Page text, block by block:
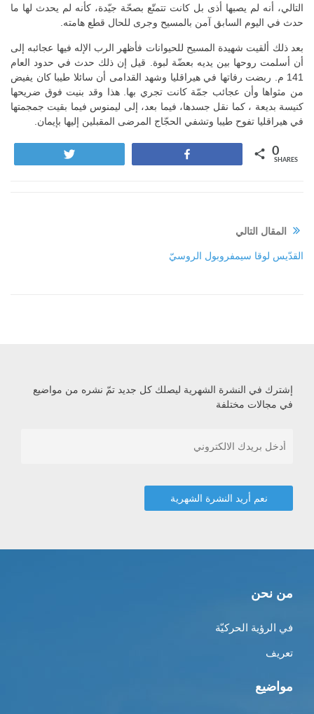
التالي، أنه لم يصبها أذى بل كانت تتمتّع بصحّة جيّدة، كأنه لم يحدث لها ما
حدث في اليوم السابق آمن بالمسيح وجرى للحال قطع هامته.
بعد ذلك ألقيت شهيدة المسيح للحيوانات فأظهر الرب الإله فيها عجائبه إلى
أن أسلمت روحها بين يديه بعضّة لبوة. قيل إن ذلك حدث في حدود العام
141 م. ربضت رفاتها في هيراقليا وشهد القدامى أن سائلا طيبا كان يفيض
من مثواها وأن عجائب جمّة كانت تجري بها. هذا وقد بنيت فوق ضريحها
كنيسة بديعة ، كما نقل جسدها، فيما بعد، إلى ليمنوس فيما بقيت جمجمتها
في هيراقليا تفوح طيبا وتشفي الحجّاج المرضى المقبلين إليها بإيمان.
0
SHARES
المقال التالي
القدّيس لوقا سيمفروبول الروسيّ
إشترك في النشرة الشهرية ليصلك كل جديد تمّ نشره من مواضيع
في مجالات مختلفة
من نحن
في الرؤية الحركيّة
تعريف
مواضيع